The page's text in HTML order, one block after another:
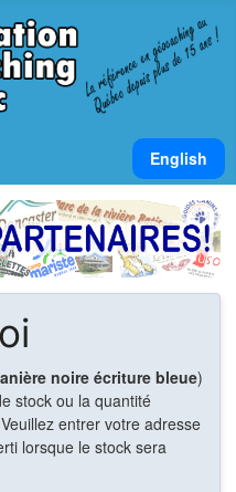
Sélectionnez
English
noire écriture bleue)
stock ou la quantité
entrer votre adresse
lorsque le stock sera